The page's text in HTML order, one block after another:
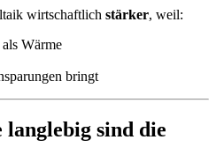
wirtschaftlich stärker, weil:
Wärme
bringt
langlebig sind die